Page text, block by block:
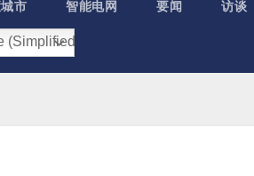
市 智能电网 要闻 访谈
(Simplified)